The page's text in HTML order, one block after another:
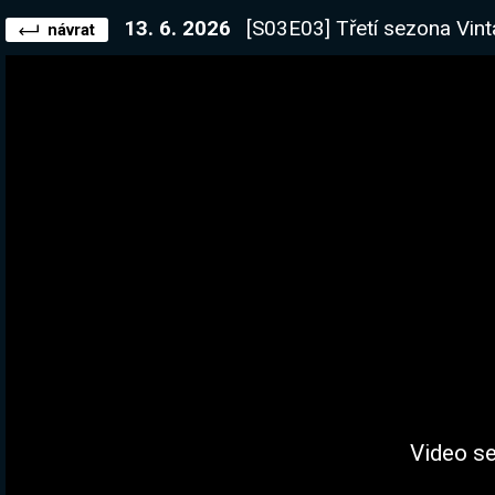
návrat 13. 6. 2026 [S03E03] Třetí sezona Vintage Story
Video